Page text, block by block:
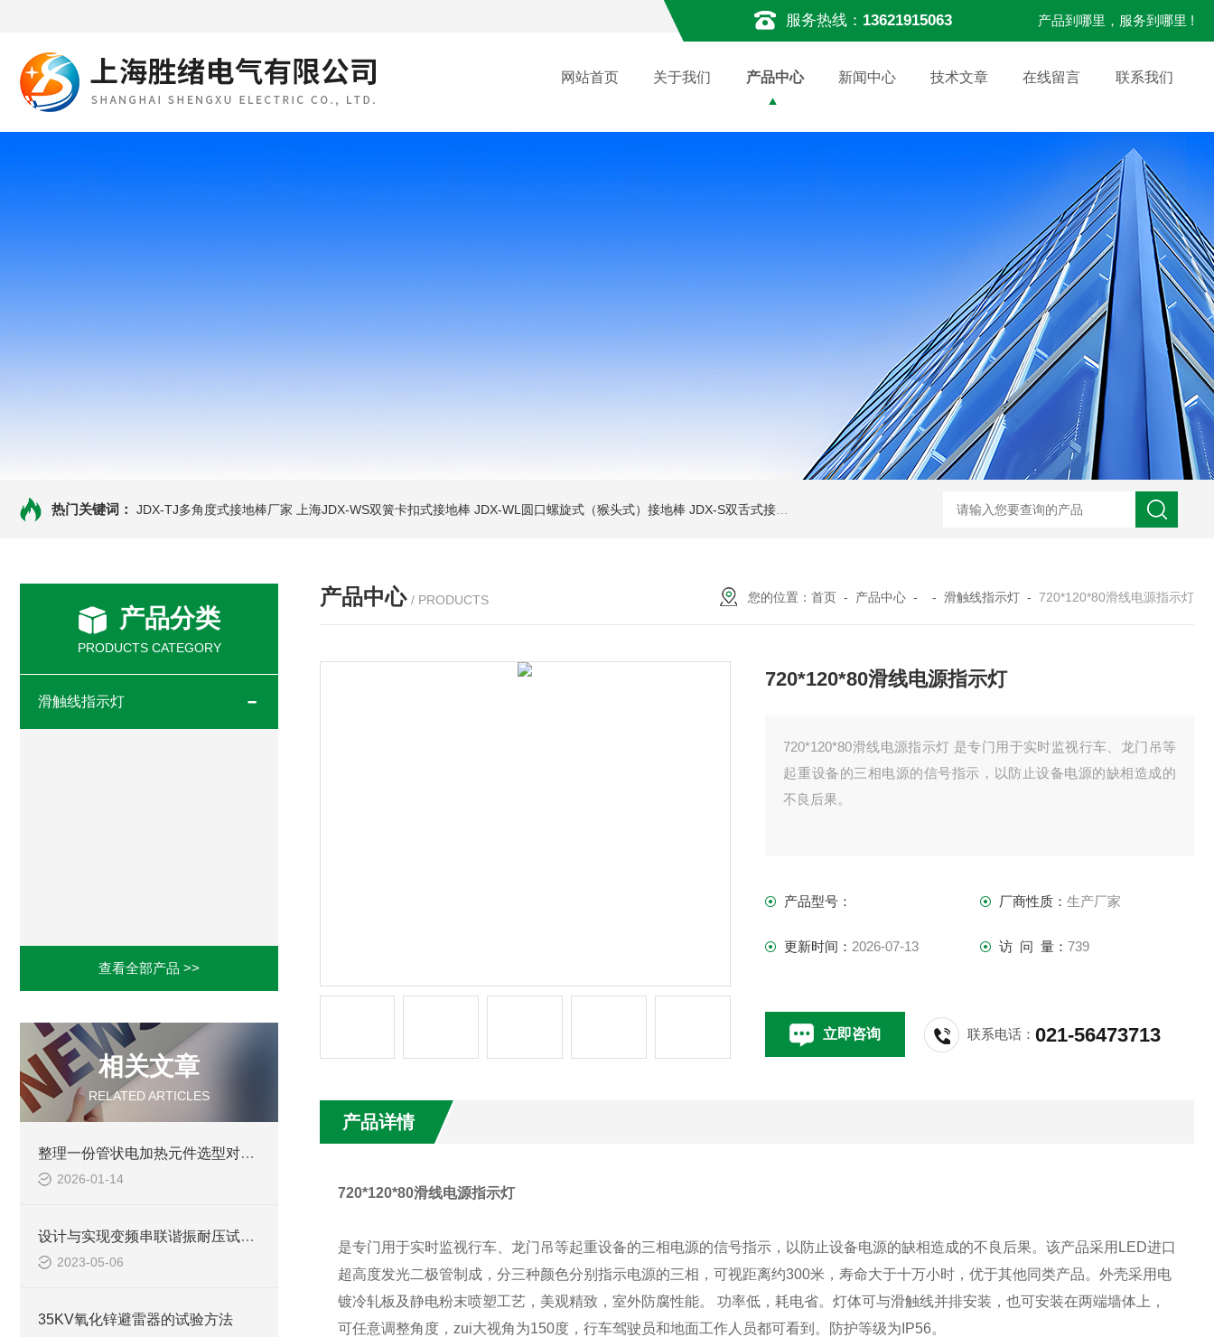
服务热线： 13621915063 产品到哪里，服务到哪里 !
网站首页 关于我们 产品中心 新闻中心 技术文章 在线留言 联系我们
热门关键词： JDX-TJ多角度式接地棒厂家 上海JDX-WS双簧卡扣式接地棒 JDX-WL圆口螺旋式（猴头式）接地棒 JDX-S双舌式接地棒价格 HD3400A接地电阻测试仪 S3010数字接地电阻测试仪现货
产品分类
PRODUCTS CATEGORY
滑触线指示灯
查看全部产品 >>
相关文章
RELATED ARTICLES
整理一份管状电加热元件选型对照表
2026-01-14
设计与实现变频串联谐振耐压试验装置中的高精度测量技术
2023-05-06
35KV氧化锌避雷器的试验方法
产品中心 / PRODUCTS 您的位置： 首页 - 产品中心 - - 滑触线指示灯 - 720*120*80滑线电源指示灯
720*120*80滑线电源指示灯
720*120*80滑线电源指示灯 是专门用于实时监视行车、龙门吊等
起重设备的三相电源的信号指示，以防止设备电源的缺相造成的
不良后果。
产品型号： 厂商性质： 生产厂家
更新时间： 2026-07-13 访 问 量： 739
立即咨询 联系电话：021-56473713
产品详情
720*120*80滑线电源指示灯
是专门用于实时监视行车、龙门吊等起重设备的三相电源的信号指示，以防止设备电源的缺相造成的不良后果。该产品采用LED进口
超高度发光二极管制成，分三种颜色分别指示电源的三相，可视距离约300米，寿命大于十万小时，优于其他同类产品。外壳采用电
镀冷轧板及静电粉末喷塑工艺，美观精致，室外防腐性能。 功率低，耗电省。灯体可与滑触线并排安装，也可安装在两端墙体上，
可任意调整角度，zui大视角为150度，行车驾驶员和地面工作人员都可看到。防护等级为IP56。